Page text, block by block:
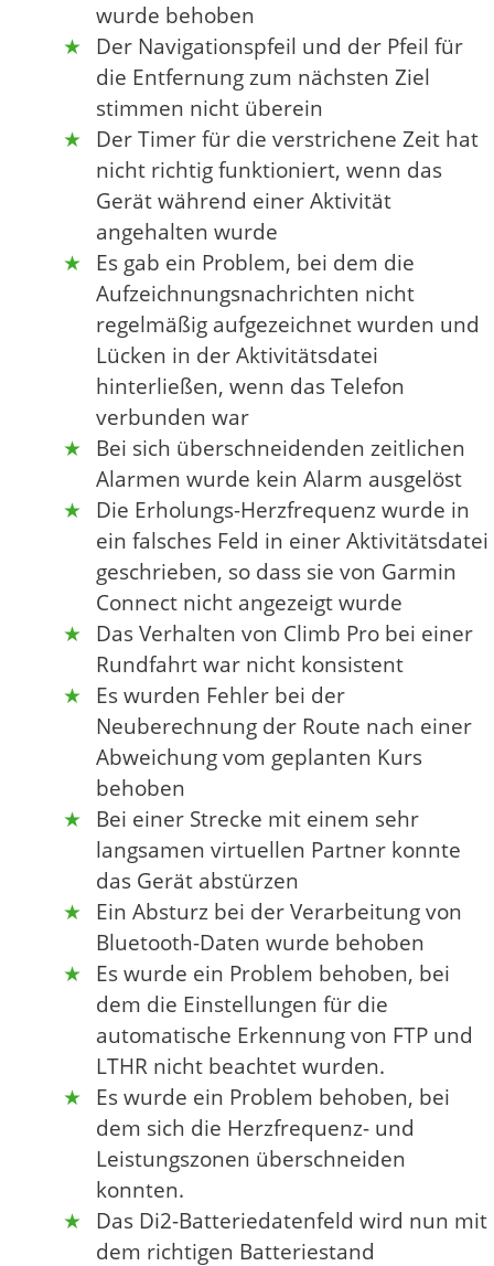
wurde behoben
Der Navigationspfeil und der Pfeil für
die Entfernung zum nächsten Ziel
stimmen nicht überein
Der Timer für die verstrichene Zeit hat
nicht richtig funktioniert, wenn das
Gerät während einer Aktivität
angehalten wurde
Es gab ein Problem, bei dem die
Aufzeichnungsnachrichten nicht
regelmäßig aufgezeichnet wurden und
Lücken in der Aktivitätsdatei
hinterließen, wenn das Telefon
verbunden war
Bei sich überschneidenden zeitlichen
Alarmen wurde kein Alarm ausgelöst
Die Erholungs-Herzfrequenz wurde in
ein falsches Feld in einer Aktivitätsdatei
geschrieben, so dass sie von Garmin
Connect nicht angezeigt wurde
Das Verhalten von Climb Pro bei einer
Rundfahrt war nicht konsistent
Es wurden Fehler bei der
Neuberechnung der Route nach einer
Abweichung vom geplanten Kurs
behoben
Bei einer Strecke mit einem sehr
langsamen virtuellen Partner konnte
das Gerät abstürzen
Ein Absturz bei der Verarbeitung von
Bluetooth-Daten wurde behoben
Es wurde ein Problem behoben, bei
dem die Einstellungen für die
automatische Erkennung von FTP und
LTHR nicht beachtet wurden.
Es wurde ein Problem behoben, bei
dem sich die Herzfrequenz- und
Leistungszonen überschneiden
konnten.
Das Di2-Batteriedatenfeld wird nun mit
dem richtigen Batteriestand